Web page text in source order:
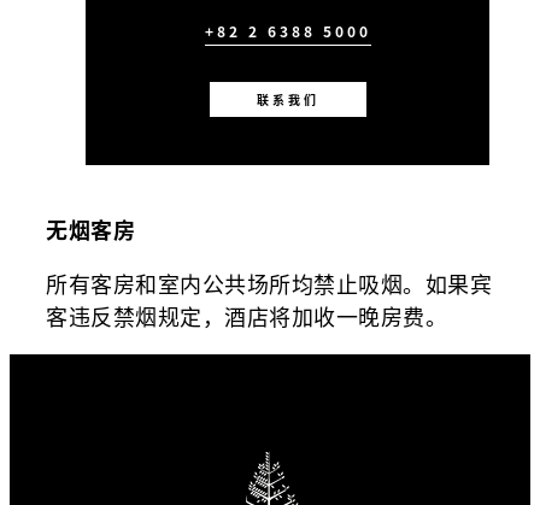
+82 2 6388 5000
联系我们
无烟客房
所有客房和室内公共场所均禁止吸烟。如果宾
客违反禁烟规定，酒店将加收一晚房费。